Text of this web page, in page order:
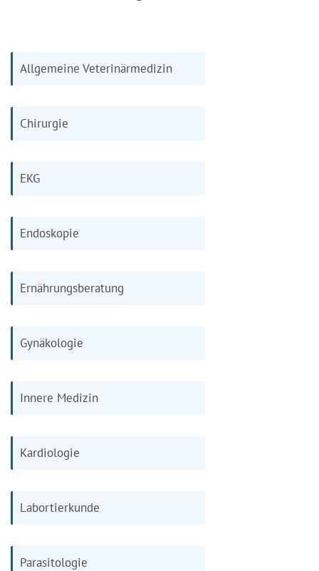
Allgemeine Veterinärmedizin
Chirurgie
EKG
Endoskopie
Ernährungsberatung
Gynäkologie
Innere Medizin
Kardiologie
Labortierkunde
Parasitologie